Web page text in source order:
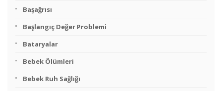
Başağrısı
Başlangıç Değer Problemi
Bataryalar
Bebek Ölümleri
Bebek Ruh Sağlığı